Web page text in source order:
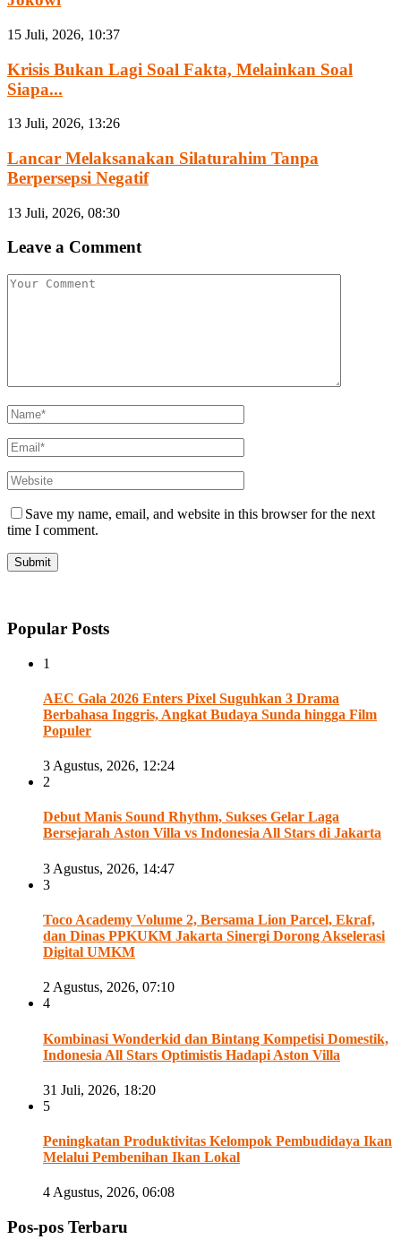
15 Juli, 2026, 10:37
Krisis Bukan Lagi Soal Fakta, Melainkan Soal
Siapa...
13 Juli, 2026, 13:26
Lancar Melaksanakan Silaturahim Tanpa
Berpersepsi Negatif
13 Juli, 2026, 08:30
Leave a Comment
Save my name, email, and website in this browser for the next
time I comment.
Popular Posts
1
AEC Gala 2026 Enters Pixel Suguhkan 3 Drama
Berbahasa Inggris, Angkat Budaya Sunda hingga Film
Populer
3 Agustus, 2026, 12:24
2
Debut Manis Sound Rhythm, Sukses Gelar Laga
Bersejarah Aston Villa vs Indonesia All Stars di Jakarta
3 Agustus, 2026, 14:47
3
Toco Academy Volume 2, Bersama Lion Parcel, Ekraf,
dan Dinas PPKUKM Jakarta Sinergi Dorong Akselerasi
Digital UMKM
2 Agustus, 2026, 07:10
4
Kombinasi Wonderkid dan Bintang Kompetisi Domestik,
Indonesia All Stars Optimistis Hadapi Aston Villa
31 Juli, 2026, 18:20
5
Peningkatan Produktivitas Kelompok Pembudidaya Ikan
Melalui Pembenihan Ikan Lokal
4 Agustus, 2026, 06:08
Pos-pos Terbaru